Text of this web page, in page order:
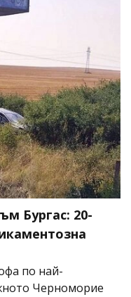
Бургас: 20-
по най-
Черноморие